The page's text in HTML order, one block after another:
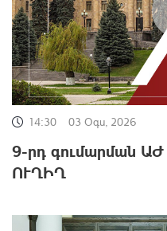
14:30 03 Օգս, 2026
9-րդ գումարման
ՈՒՂԻՂ